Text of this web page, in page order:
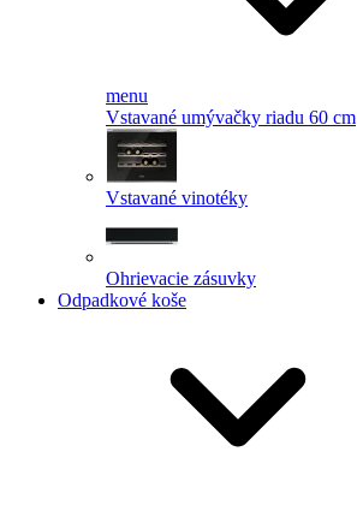
menu
Vstavané umývačky riadu 60 cm
Vstavané vinotéky
Ohrievacie zásuvky
Odpadkové koše